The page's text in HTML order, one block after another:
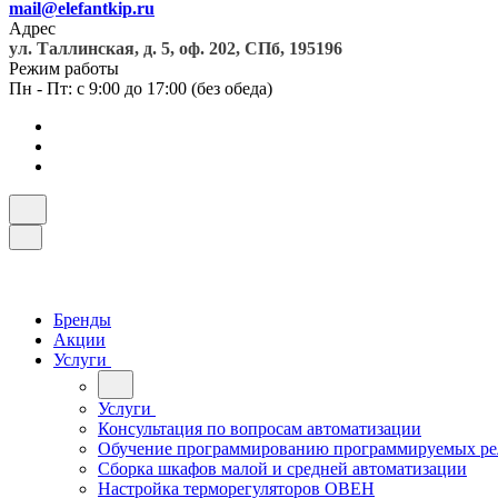
mail@elefantkip.ru
Адрес
ул. Таллинская, д. 5, оф. 202, СПб, 195196
Режим работы
Пн - Пт: с 9:00 до 17:00 (без обеда)
Бренды
Акции
Услуги
Услуги
Консультация по вопросам автоматизации
Обучение программированию программируемых
Сборка шкафов малой и средней автоматизации
Настройка терморегуляторов ОВЕН